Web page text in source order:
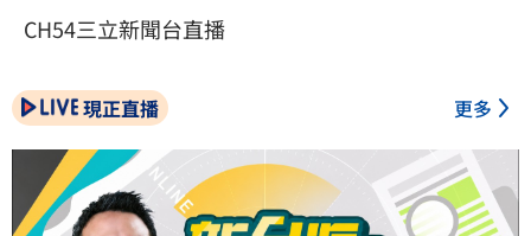
CH54三立新聞台直播
現正直播 更多